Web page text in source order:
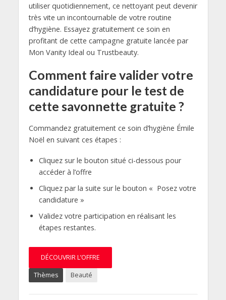
utiliser quotidiennement, ce nettoyant peut devenir
très vite un incontournable de votre routine
d’hygiène. Essayez gratuitement ce soin en
profitant de cette campagne gratuite lancée par
Mon Vanity Ideal ou Trustbeauty.
Comment faire valider votre
candidature pour le test de
cette savonnette gratuite ?
Commandez gratuitement ce soin d’hygiène Émile
Noël en suivant ces étapes :
Cliquez sur le bouton situé ci-dessous pour
accéder à l’offre
Cliquez par la suite sur le bouton « Posez votre
candidature »
Validez votre participation en réalisant les
étapes restantes.
DÉCOUVRIR L’OFFRE
Thèmes Beauté